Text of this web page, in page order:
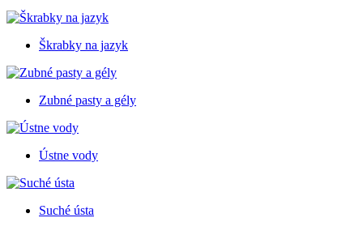
Škrabky na jazyk
Zubné pasty a gély
Ústne vody
Suché ústa